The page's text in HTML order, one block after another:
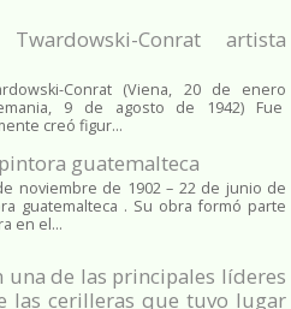
Conrat artista
Conrat (Viena, 20 de enero
9 de agosto de 1942) Fue
creó figur...
guatemalteca
noviembre de 1902 – 22 de junio de
guatemalteca . Su obra formó parte
en el...
una de las principales líderes
las cerilleras que tuvo lugar